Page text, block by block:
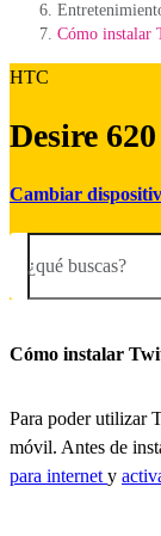
Cómo instalar
HTC
Desire 620
Cambiar
¿qué buscas?
Cómo instalar
Para poder utilizar
móvil. Antes de
para internet y